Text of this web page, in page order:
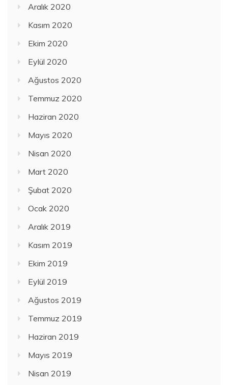
Aralık 2020
Kasım 2020
Ekim 2020
Eylül 2020
Ağustos 2020
Temmuz 2020
Haziran 2020
Mayıs 2020
Nisan 2020
Mart 2020
Şubat 2020
Ocak 2020
Aralık 2019
Kasım 2019
Ekim 2019
Eylül 2019
Ağustos 2019
Temmuz 2019
Haziran 2019
Mayıs 2019
Nisan 2019